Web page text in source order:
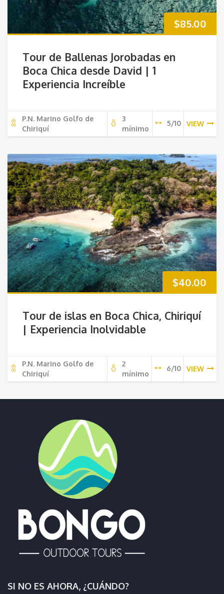
$85.00
Tour de Ballenas Jorobadas en
Boca Chica desde David | 1
Experiencia Increíble
P.N. Marino Golfo de
Chiriquí
3
mínimo
5/10 VIEW
$40.00
Tour de islas en Boca Chica, Chiriquí
| Experiencia Inolvidable
P.N. Marino Golfo de
Chiriquí
2
mínimo
6/10 VIEW
SI NO ES AHORA, ¿CUÁNDO?